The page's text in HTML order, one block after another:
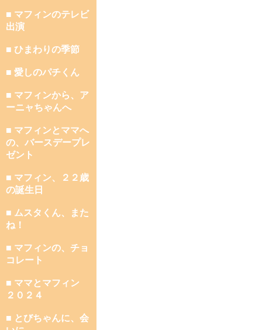
■ マフィンのテレビ
出演
■ ひまわりの季節
■ 愛しのパチくん
■ マフィンから、ア
ーニャちゃんへ
■ マフィンとママへ
の、バースデープレ
ゼント
■ マフィン、２２歳
の誕生日
■ ムスタくん、また
ね！
■ マフィンの、チョ
コレート
■ ママとマフィン
２０２４
■ とびちゃんに、会